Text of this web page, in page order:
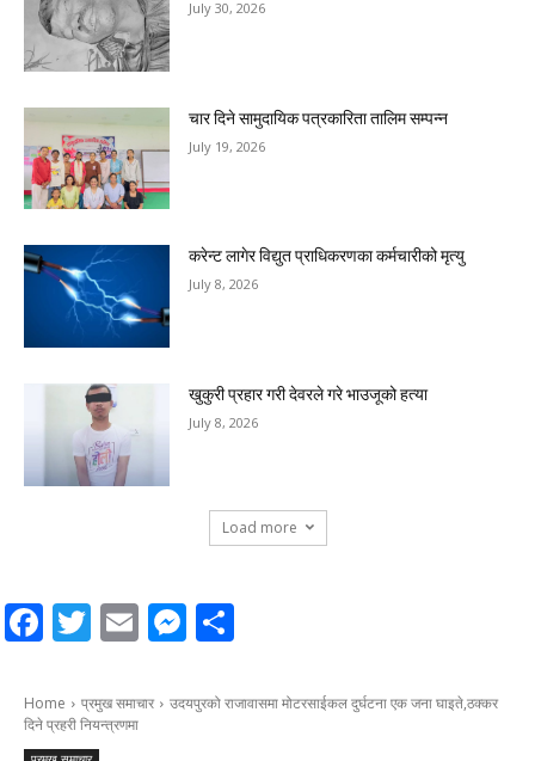
July 30, 2026
चार दिने सामुदायिक पत्रकारिता तालिम सम्पन्न
July 19, 2026
करेन्ट लागेर विद्युत प्राधिकरणका कर्मचारीको मृत्यु
July 8, 2026
खुकुरी प्रहार गरी देवरले गरे भाउजूको हत्या
July 8, 2026
Load more
Facebook
Twitter
EmailMessenger